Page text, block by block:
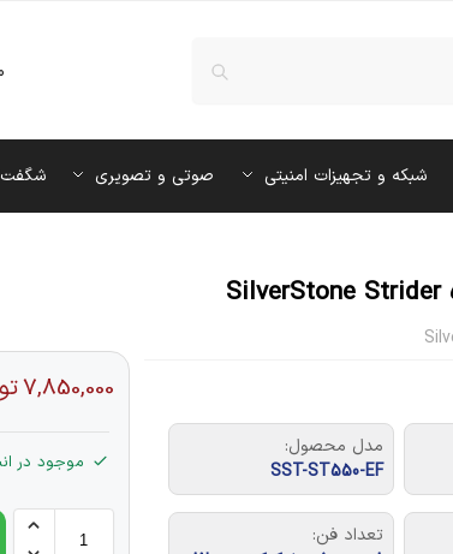
شبکه و تجهیزات امنیتی صوتی و تصویری
مدل محصول:
SST-ST550-EF
تعداد فن:
7,850,000
موجود در